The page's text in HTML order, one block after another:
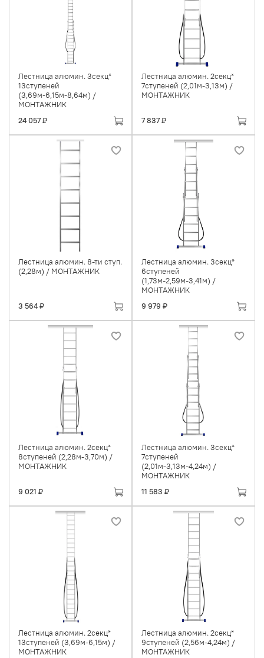
Лестница алюмин. 3секц*
13ступеней
(3,69м-6,15м-8,64м) /
МОНТАЖНИК
24 057 ₽
Лестница алюмин. 2секц*
7ступеней (2,01м-3,13м) /
МОНТАЖНИК
7 837 ₽
Лестница алюмин. 8-ти ступ.
(2,28м) / МОНТАЖНИК
3 564 ₽
Лестница алюмин. 3секц*
6ступеней
(1,73м-2,59м-3,41м) /
МОНТАЖНИК
9 979 ₽
Лестница алюмин. 2секц*
8ступеней (2,28м-3,70м) /
МОНТАЖНИК
9 021 ₽
Лестница алюмин. 3секц*
7ступеней
(2,01м-3,13м-4,24м) /
МОНТАЖНИК
11 583 ₽
Лестница алюмин. 2секц*
13ступеней (3,69м-6,15м) /
МОНТАЖНИК
Лестница алюмин. 2секц*
9ступеней (2,56м-4,24м) /
МОНТАЖНИК